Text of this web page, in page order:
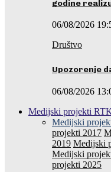
godine
06/08/2026
Društvo
Upozorenje
06/08/2026
Medijski projekti
Medijski
projekti 2017
2019 Medijski
Medijski
projekti 2025